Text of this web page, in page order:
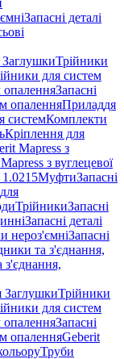
Запасні деталі
ЗаглушкиТрійники
для систем
опаленняЗапасні
опаленняПриладдя
системКомплекти
Кріплення для
Mapress з
з вуглецевої
МуфтиЗапасні
ТрійникиЗапасні
Запасні деталі
нероз'ємніЗапасні
та з'єднання,
з'єднання,
ЗаглушкиТрійники
для систем
опаленняЗапасні
опаленняGeberit
Труби